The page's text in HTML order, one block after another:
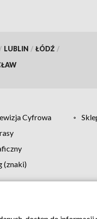
/ LUBLIN / ŁÓDŹ /
Cyfrowa
(znaki)
Kontakt